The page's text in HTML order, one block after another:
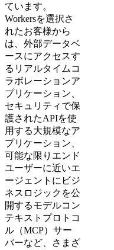
ています。
Workersを選択さ
れたお客様から
は、外部データベ
ースにアクセスす
るリアルタイムコ
ラボレーションア
プリケーション、
セキュリティで保
護されたAPIを使
用する大規模なア
プリケーション、
可能な限りエンド
ユーザーに近いエ
ージェントにビジ
ネスロジックを公
開するモデルコン
テキストプロトコ
ル（MCP）サー
バーなど、さまざ